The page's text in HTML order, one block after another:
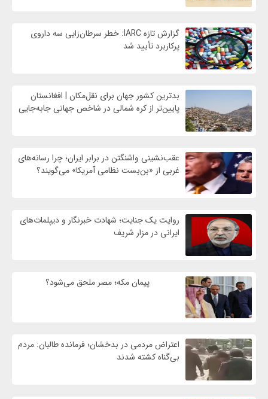
گزارش تازه IARC: خطر سرطان‌زایی سه داروی
پرکاربرد تأیید شد
بدترین کشور جهان برای نقل‌مکان | افغانستان
پایین‌تر از کره شمالی در شاخص جهانی جابه‌جایی
عقب‌نشینی واشنگتن در برابر ایران؛ چرا رسانه‌های
غربی از «بن‌بست نظامی آمریکا» می‌گویند؟
روایت یک جنایت؛ شهادت خبرنگار و دیپلمات‌های
ایرانی در مزار شریف
پیمان مکه؛ مصر ملحق می‌شود؟
اعتراض مردمی در بدخشان؛ فرمانده طالبان: مردم
بی‌گناه کشته شدند